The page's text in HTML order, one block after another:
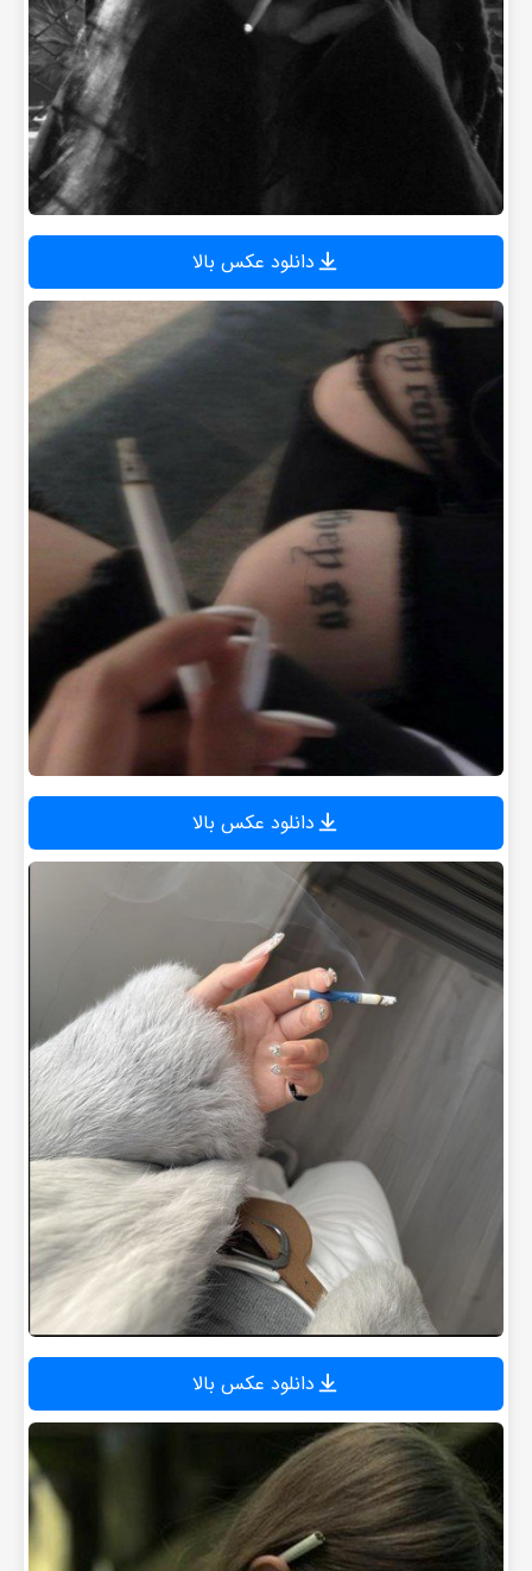
دانلود عکس بالا
دانلود عکس بالا
دانلود عکس بالا